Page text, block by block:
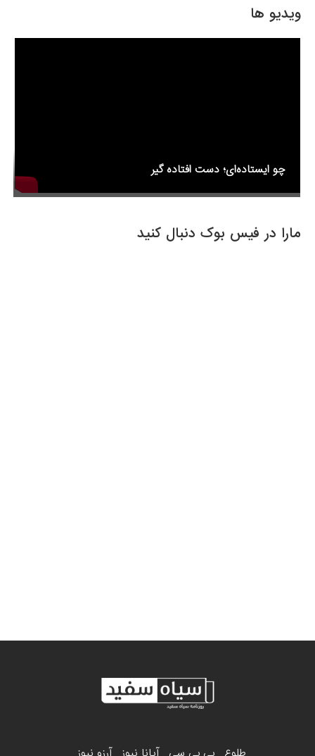
ویدیو ها
چو ایستاده‌ای؛ دست افتاده گیر
مارا در فیس بوک دنبال کنید
o
o